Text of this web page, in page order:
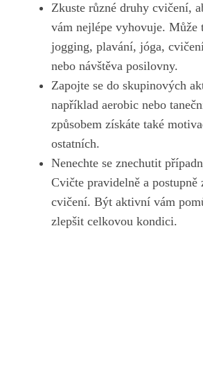
Zkuste ⁢různé druhy ⁣cvičení,​
vám nejlépe vyhovuje. Může
‌jogging, plavání, jóga,
nebo návštěva⁤ posilovny.
Zapojte se do skupinových
například aerobic nebo
způsobem získáte také
ostatních.
Nenechte‍ se znechutit
Cvičte pravidelně‍ a postupně
cvičení. Být aktivní​ vám
zlepšit celkovou​ kondici.